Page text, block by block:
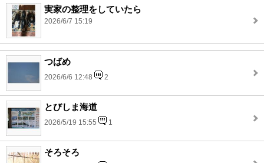
実家の整理をしていたら
2026/6/7 15:19
つばめ
2026/6/6 12:48 2
とびしま海道
2026/5/19 15:55 1
そろそろ